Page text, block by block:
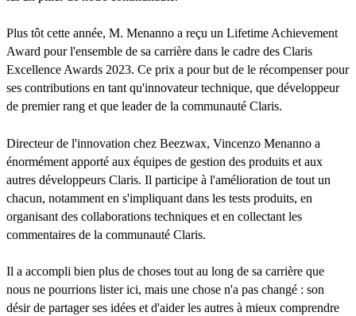
Plus tôt cette année, M. Menanno a reçu un Lifetime Achievement
Award pour l'ensemble de sa carrière dans le cadre des Claris
Excellence Awards 2023. Ce prix a pour but de le récompenser pour
ses contributions en tant qu'innovateur technique, que développeur
de premier rang et que leader de la communauté Claris.
Directeur de l'innovation chez Beezwax, Vincenzo Menanno a
énormément apporté aux équipes de gestion des produits et aux
autres développeurs Claris. Il participe à l'amélioration de tout un
chacun, notamment en s'impliquant dans les tests produits, en
organisant des collaborations techniques et en collectant les
commentaires de la communauté Claris.
Il a accompli bien plus de choses tout au long de sa carrière que
nous ne pourrions lister ici, mais une chose n'a pas changé : son
désir de partager ses idées et d'aider les autres à mieux comprendre